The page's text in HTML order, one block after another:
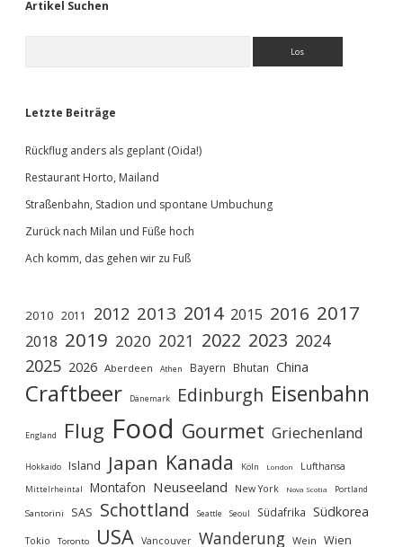
Sidebar
Artikel Suchen
Letzte Beiträge
Rückflug anders als geplant (Oida!)
Restaurant Horto, Mailand
Straßenbahn, Stadion und spontane Umbuchung
Zurück nach Milan und Füße hoch
Ach komm, das gehen wir zu Fuß
2010 2011 2012 2013 2014 2015 2016 2017
2018 2019 2020 2021 2022 2023 2024
2025 2026 Aberdeen Athen Bayern Bhutan China
Craftbeer Dänemark Edinburgh Eisenbahn
England Flug Food Gourmet Griechenland
Hokkaido Island Japan Kanada Köln London Lufthansa
Mittelrheintal Montafon Neuseeland New York Nova Scotia Portland
Santorini SAS Schottland Seattle Seoul Südafrika Südkorea
Tokio Toronto USA Vancouver Wanderung Wein Wien